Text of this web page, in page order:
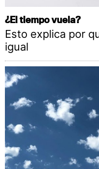
¿El tiempo vuela?
Esto explica por
igual